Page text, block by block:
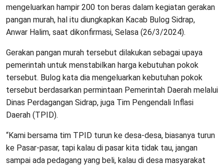
mengeluarkan hampir 200 ton beras dalam kegiatan gerakan
pangan murah, hal itu diungkapkan Kacab Bulog Sidrap,
Anwar Halim, saat dikonfirmasi, Selasa (26/3/2024).
Gerakan pangan murah tersebut dilakukan sebagai upaya
pemerintah untuk menstabilkan harga kebutuhan pokok
tersebut. Bulog kata dia mengeluarkan kebutuhan pokok
tersebut berdasarkan permintaan Pemerintah Daerah melalui
Dinas Perdagangan Sidrap, juga Tim Pengendali Inflasi
Daerah (TPID).
“Kami bersama tim TPID turun ke desa-desa, biasanya turun
ke Pasar-pasar, tapi kalau di pasar kita tidak tau, jangan
sampai ada pedagang yang beli, kalau di desa masyarakat